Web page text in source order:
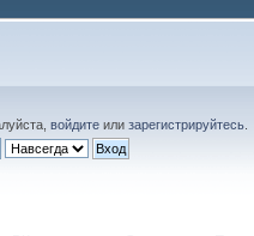
войдите или зарегистрируйтесь